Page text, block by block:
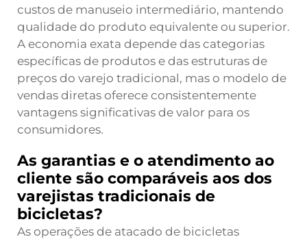
custos de manuseio intermediário, mantendo
qualidade do produto equivalente ou superior.
A economia exata depende das categorias
específicas de produtos e das estruturas de
preços do varejo tradicional, mas o modelo de
vendas diretas oferece consistentemente
vantagens significativas de valor para os
consumidores.
As garantias e o atendimento ao
cliente são comparáveis aos dos
varejistas tradicionais de
bicicletas?
As operações de atacado de bicicletas